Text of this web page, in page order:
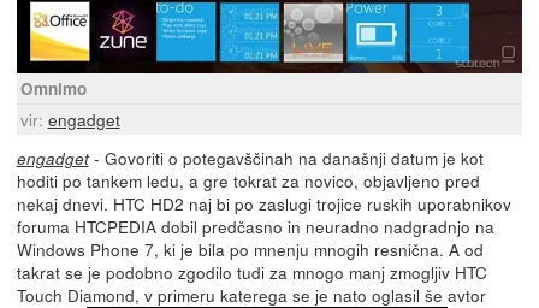
Omnimo
vir: engadget
engadget- Govoriti o potegavščinah na današnji datum je kot
hoditi po tankem ledu, a gre tokrat za novico, objavljeno pred
nekaj dnevi. HTC HD2 naj bi po zaslugi trojice ruskih uporabnikov
foruma HTCPEDIA dobil predčasno in neuradno nadgradnjo na
Windows Phone 7, ki je bila po mnenju mnogih resnična. A od
takrat se je podobno zgodilo tudi za mnogo manj zmogljiv HTC
Touch Diamond, v primeru katerega se je nato oglasil še avtor